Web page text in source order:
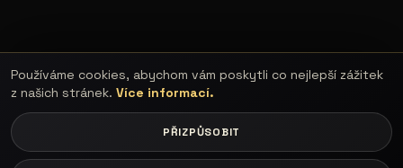
Používáme cookies, abychom vám poskytli co nejlepší zážitek
z našich stránek. Více informací.
PŘIZPŮSOBIT